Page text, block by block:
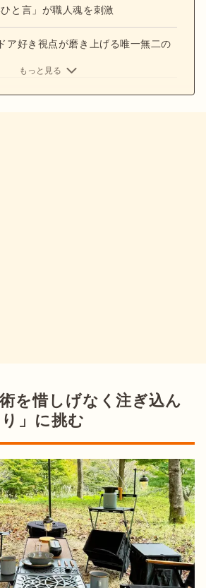
と言」が職人魂を刺激
ア好き視点が磨き上げる唯一無二の
もっと見る
を惜しげなく注ぎ込ん
」に挑む